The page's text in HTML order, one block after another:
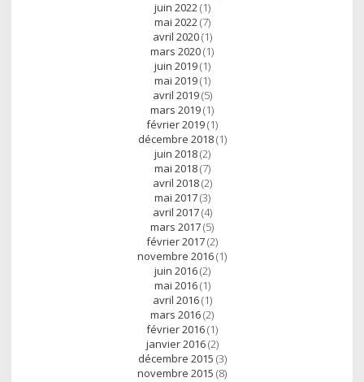
juin 2022(1)
mai 2022(7)
avril 2020(1)
mars 2020(1)
juin 2019(1)
mai 2019(1)
avril 2019(5)
mars 2019(1)
février 2019(1)
décembre 2018(1)
juin 2018(2)
mai 2018(7)
avril 2018(2)
mai 2017(3)
avril 2017(4)
mars 2017(5)
février 2017(2)
novembre 2016(1)
juin 2016(2)
mai 2016(1)
avril 2016(1)
mars 2016(2)
février 2016(1)
janvier 2016(2)
décembre 2015 (3)
novembre 2015 (8)